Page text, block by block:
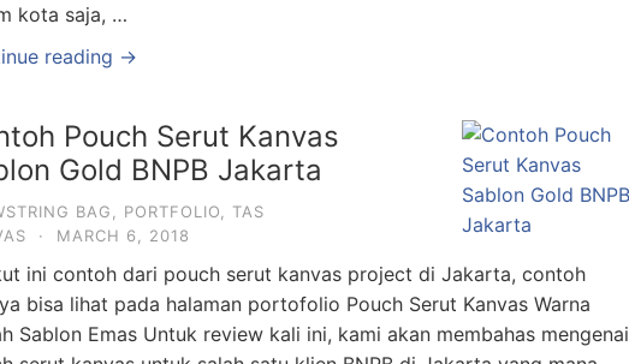
kota saja, …
reading →
Pouch Serut Kanvas
Gold BNPB Jakarta
BAG PORTFOLIO
TAS
· MARCH 6, 2018
ini contoh dari pouch serut kanvas project di Jakarta, contoh
bisa lihat pada halaman portofolio Pouch Serut Kanvas Warna
Sablon Emas Untuk review kali ini, kami akan membahas mengenai